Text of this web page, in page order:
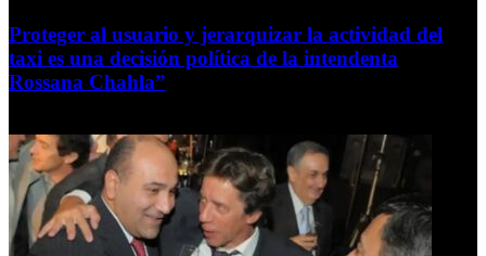
Proteger al usuario y jerarquizar la actividad del
taxi es una decisión política de la intendenta
Rossana Chahla”